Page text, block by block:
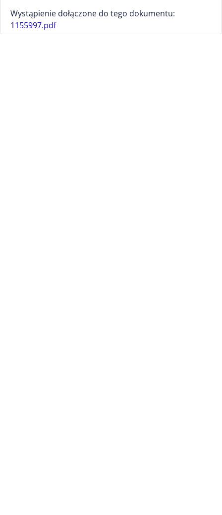
Wystąpienie dołączone do tego dokumentu:
1155997.pdf